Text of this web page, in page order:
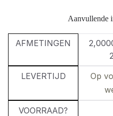
Aanvullende
AFMETINGEN
LEVERTIJD
Op
VOORRAAD?